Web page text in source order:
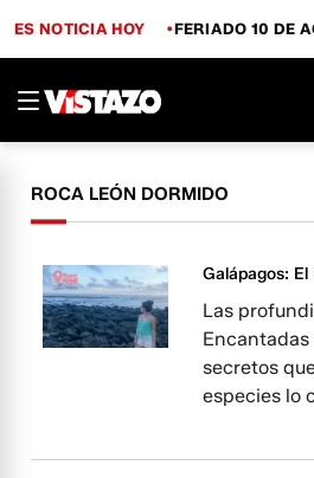
ES NOTICIA HOY FERIADO 10 DE
ROCA LEÓN DORMIDO
Galápagos:
Las
secretos
especies lo